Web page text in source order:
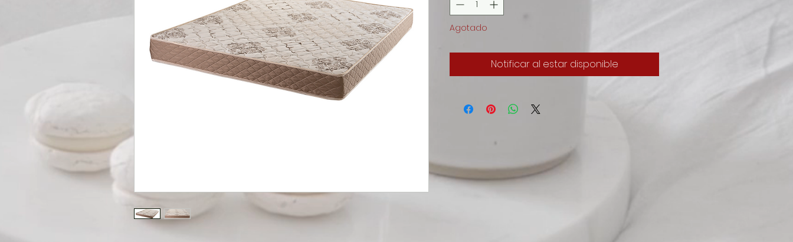
Agotado
Notificar al estar disponible